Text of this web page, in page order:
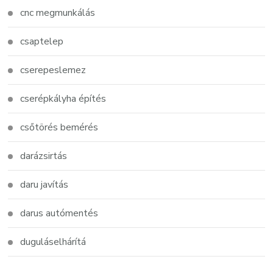
cnc megmunkálás
csaptelep
cserepeslemez
cserépkályha építés
csőtörés bemérés
darázsirtás
daru javítás
darus autómentés
duguláselhárítá